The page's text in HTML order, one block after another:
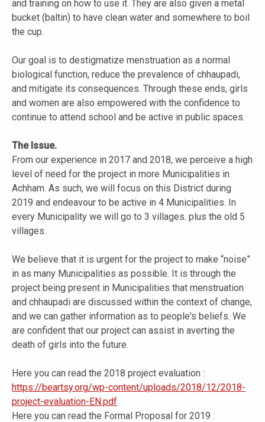
and training on how to use it. They are also given a metal
bucket (baltin) to have clean water and somewhere to boil
the cup.
Our goal is to destigmatize menstruation as a normal
biological function, reduce the prevalence of chhaupadi,
and mitigate its consequences. Through these ends, girls
and women are also empowered with the confidence to
continue to attend school and be active in public spaces.
The Issue.
From our experience in 2017 and 2018, we perceive a high
level of need for the project in more Municipalities in
Achham. As such, we will focus on this District during
2019 and endeavour to be active in 4 Municipalities. In
every Municipality we will go to 3 villages. plus the old 5
villages.
We believe that it is urgent for the project to make “noise”
in as many Municipalities as possible. It is through the
project being present in Municipalities that menstruation
and chhaupadi are discussed within the context of change,
and we can gather information as to people's beliefs. We
are confident that our project can assist in averting the
death of girls into the future.
Here you can read the 2018 project evaluation :
https://beartsy.org/wp-content/uploads/2018/12/2018-
project-evaluation-EN.pdf
Here you can read the Formal Proposal for 2019 :